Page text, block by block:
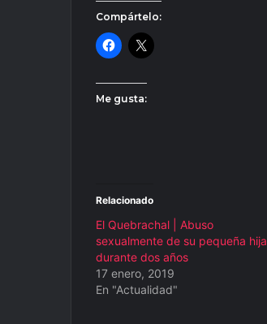
Compártelo:
Me gusta:
Relacionado
El Quebrachal | Abuso
sexualmente de su pequeña hija
durante dos años
17 enero, 2019
En "Actualidad"